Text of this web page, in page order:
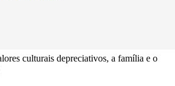
culturais depreciativos, a família e o